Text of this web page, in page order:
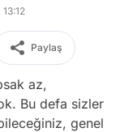
Paylaş
az,
Bu defa sizler
genel